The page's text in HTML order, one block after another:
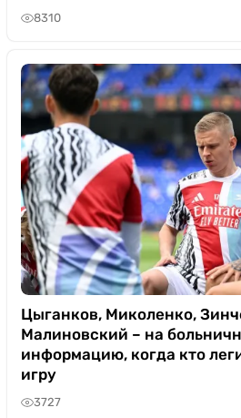
8310
Цыганков, Миколенко,
Малиновский – на
информацию, когда кто
игру
3727